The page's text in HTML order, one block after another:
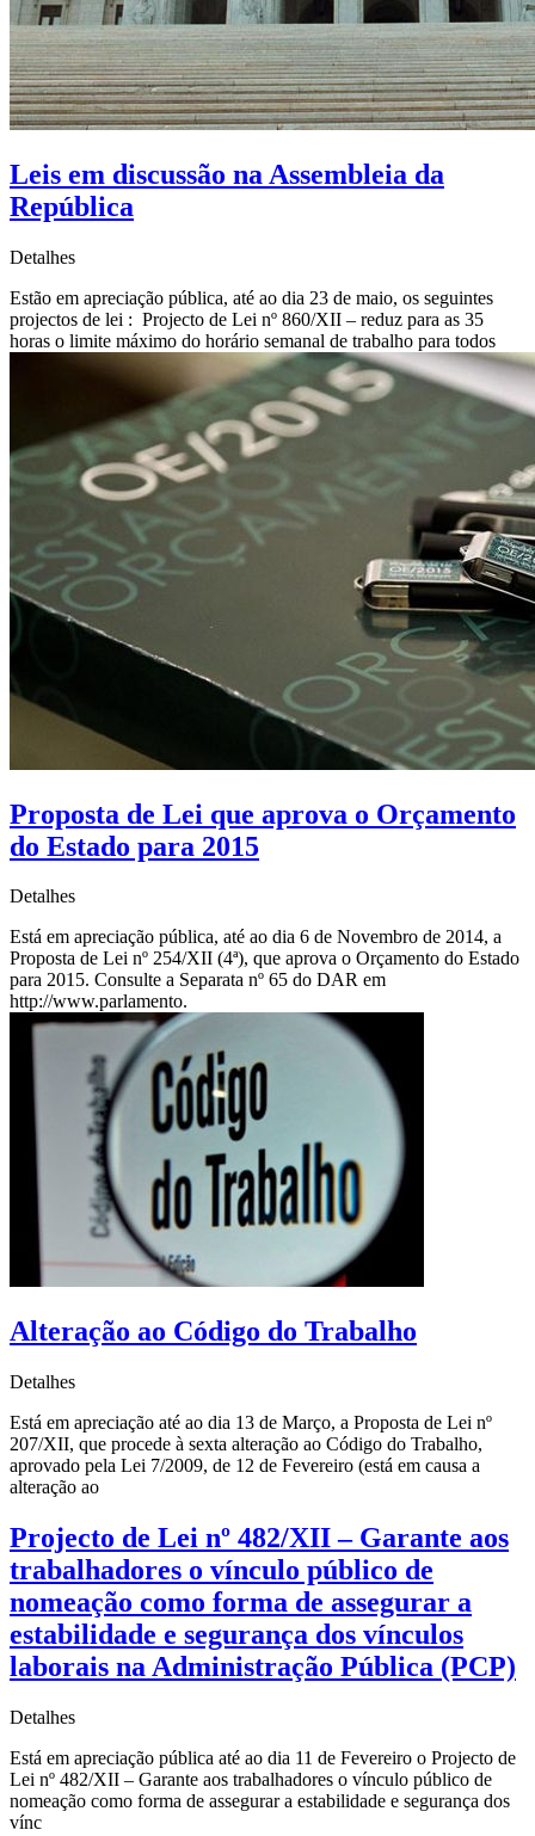
Leis em discussão na Assembleia da
República
Detalhes
Estão em apreciação pública, até ao dia 23 de maio, os seguintes
projectos de lei : ­ Projecto de Lei nº 860/XII – reduz para as 35
horas o limite máximo do horário semanal de trabalho para todos
Proposta de Lei que aprova o Orçamento
do Estado para 2015
Detalhes
Está em apreciação pública, até ao dia 6 de Novembro de 2014, a
Proposta de Lei nº 254/XII (4ª), que aprova o Orçamento do Estado
para 2015. Consulte a Separata nº 65 do DAR em
http://www.parlamento.
Alteração ao Código do Trabalho
Detalhes
Está em apreciação até ao dia 13 de Março, a Proposta de Lei nº
207/XII, que procede à sexta alteração ao Código do Trabalho,
aprovado pela Lei 7/2009, de 12 de Fevereiro (está em causa a
alteração ao
Projecto de Lei nº 482/XII – Garante aos
trabalhadores o vínculo público de
nomeação como forma de assegurar a
estabilidade e segurança dos vínculos
laborais na Administração Pública (PCP)
Detalhes
Está em apreciação pública até ao dia 11 de Fevereiro o Projecto de
Lei nº 482/XII – Garante aos trabalhadores o vínculo público de
nomeação como forma de assegurar a estabilidade e segurança dos
vínc